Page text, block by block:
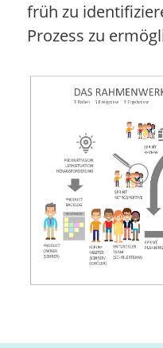
früh zu
Prozess zu